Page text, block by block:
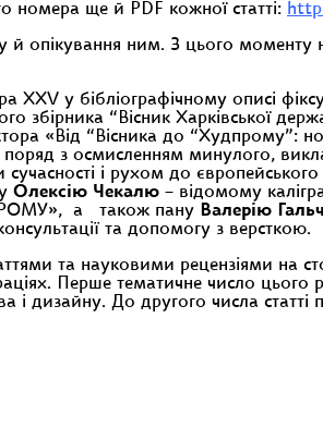
номера ще й PDF кожної статті:
й опікування ним. З цього
XXV у бібліографічному описі
збірника “Вісник Харківської
«Від “Вісника до “Худпрому”:
з осмисленням минулого,
і рухом до
Олексію Чекалю – відомому
а також пану Валерію
та допомогу з версткою.
та науковими рецензіями на
Перше тематичне число
дизайну. До другого числа